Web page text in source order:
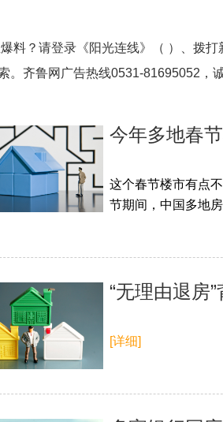
料？请登录《阳光连线》（ ）、拨
。齐鲁网广告热线0531-81695052 ，
今年多地春
这个春节楼市有点
节期间，中国多地
“无理由退房
[详细]